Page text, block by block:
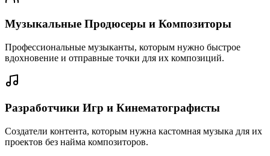
Музыкальные Продюсеры и Композиторы
Профессиональные музыканты, которым нужно быстрое
вдохновение и отправные точки для их композиций.
Разработчики Игр и Кинематографисты
Создатели контента, которым нужна кастомная музыка для их
проектов без найма композиторов.